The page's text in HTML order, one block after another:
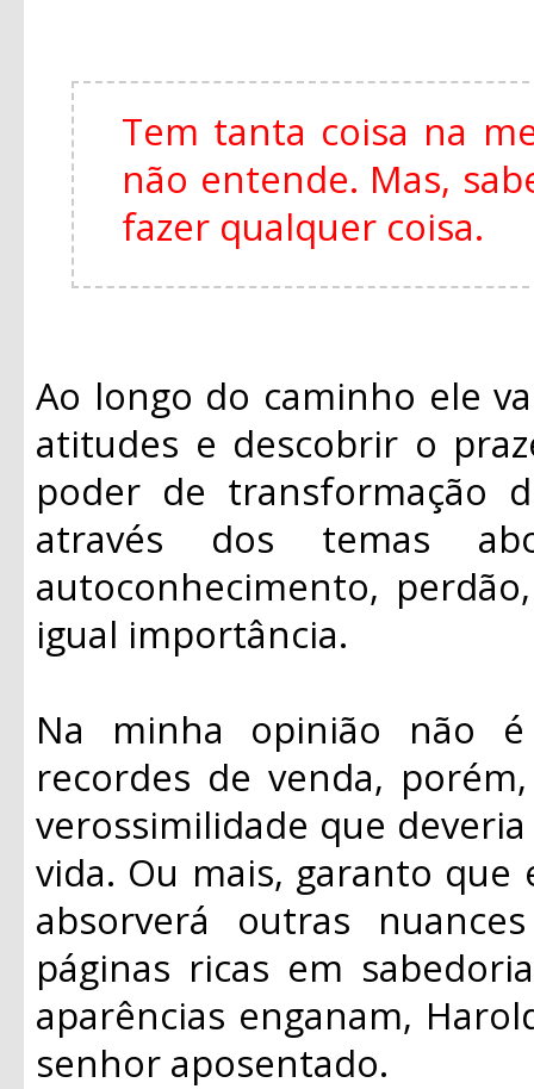
Tem tanta coisa na
não entende. Mas,
fazer qualquer coisa.
Ao longo do caminho ele
atitudes e descobrir o
poder de transformação
através dos temas
autoconhecimento,
igual importância.
Na minha opinião não
recordes de venda,
verossimilidade que
vida. Ou mais, garanto que
absorverá outras
páginas ricas em
aparências enganam,
senhor aposentado.